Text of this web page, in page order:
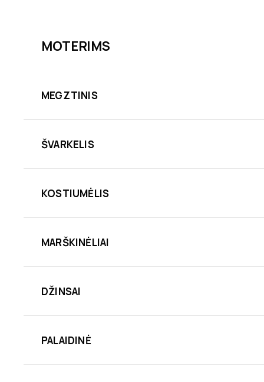
MOTERIMS
MEGZTINIS
ŠVARKELIS
KOSTIUMĖLIS
MARŠKINĖLIAI
DŽINSAI
PALAIDINĖ